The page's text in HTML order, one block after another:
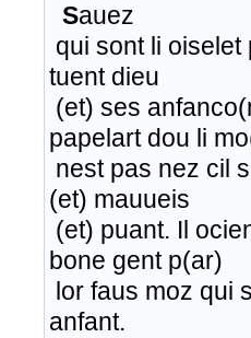
Sauez
qui sont li oiselet
tuent dieu
(et) ses
papelart dou li
nest pas nez cil
(et) mauueis
(et) puant. Il
bone gent p(ar)
lor faus moz qui
anfant.